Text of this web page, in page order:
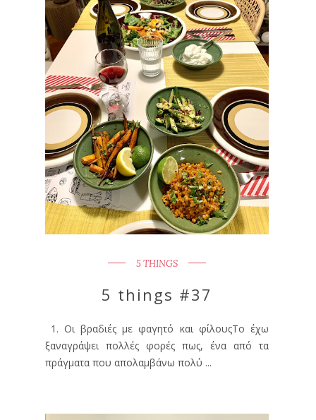
5 THINGS
5 things #37
1. Οι βραδιές με φαγητό και φίλουςΤο έχω
ξαναγράψει πολλές φορές πως, ένα από τα
πράγματα που απολαμβάνω πολύ ...